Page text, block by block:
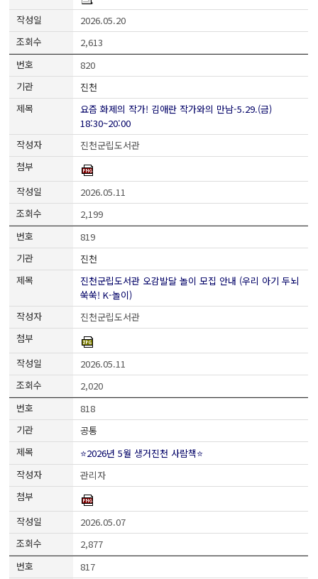
2026.05.20
2,613
820
진천
요즘 화제의 작가! 김애란 작가와의 만남-5.29.(금)
18:30~20:00
진천군립도서관
2026.05.11
2,199
819
진천
진천군립도서관 오감발달 놀이 모집 안내 (우리 아기 두뇌
쑥쑥! K-놀이)
진천군립도서관
2026.05.11
2,020
818
공통
⭐2026년 5월 생거진천 사람책⭐
관리자
2026.05.07
2,877
817